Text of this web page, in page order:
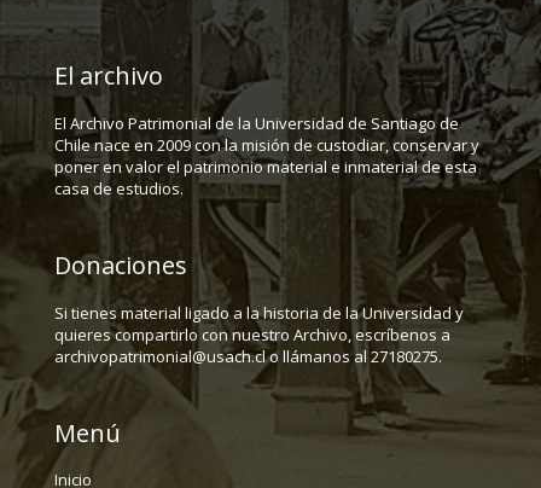
El archivo
El Archivo Patrimonial de la Universidad de Santiago de
Chile nace en 2009 con la misión de custodiar, conservar y
poner en valor el patrimonio material e inmaterial de esta
casa de estudios.
Donaciones
Si tienes material ligado a la historia de la Universidad y
quieres compartirlo con nuestro Archivo, escríbenos a
archivopatrimonial@usach.cl o llámanos al 27180275.
Menú
Inicio